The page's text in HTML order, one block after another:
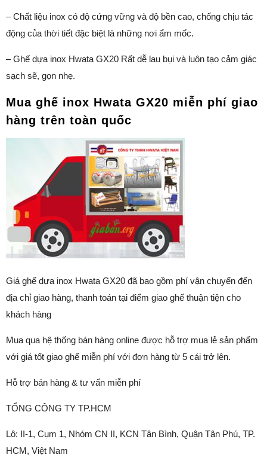
– Chất liệu inox có độ cứng vững và độ bền cao, chống chịu tác
động của thời tiết đặc biệt là những nơi ẩm mốc.
– Ghế dựa inox Hwata GX20 Rất dễ lau bụi và luôn tạo cảm giác
sạch sẽ, gọn nhẹ.
Mua ghế inox Hwata GX20 miễn phí giao
hàng trên toàn quốc
Giá ghế dựa inox Hwata GX20 đã bao gồm phí vận chuyển đến
địa chỉ giao hàng, thanh toán tại điểm giao ghế thuận tiện cho
khách hàng
Mua qua hệ thống bán hàng online được hỗ trợ mua lẻ sản phẩm
với giá tốt giao ghế miễn phí với đơn hàng từ 5 cái trở lên.
Hỗ trợ bán hàng & tư vấn miễn phí
TỔNG CÔNG TY TP.HCM
Lô: II-1, Cụm 1, Nhóm CN II, KCN Tân Bình, Quận Tân Phú, TP.
HCM, Việt Nam